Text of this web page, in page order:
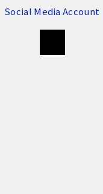
Social Media Account